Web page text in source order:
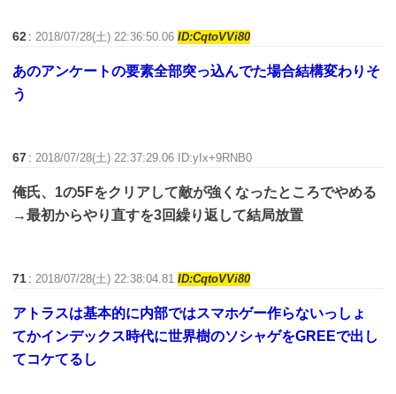
62 : 2018/07/28(土) 22:36:50.06ID:CqtoVVi80
あのアンケートの要素全部突っ込んでた場合結構変わりそ
う
67 : 2018/07/28(土) 22:37:29.06 ID:yIx+9RNB0
俺氏、1の5Fをクリアして敵が強くなったところでやめる
→最初からやり直すを3回繰り返して結局放置
71 : 2018/07/28(土) 22:38:04.81ID:CqtoVVi80
アトラスは基本的に内部ではスマホゲー作らないっしょ
てかインデックス時代に世界樹のソシャゲをGREEで出し
てコケてるし